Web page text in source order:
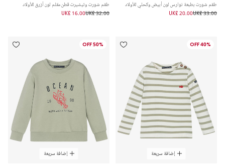
طقم شورت بطبعة نوارس لون أبيض وكحلي للأولاد
UK£ 33.00
UK£ 20.00
طقم شورت وتيشيرت قطن مقلم لون أزرق للأولاد
UK£ 32.00
UK£ 16.00
40% OFF
إضافة سريعة
50% OFF
إضافة سريعة